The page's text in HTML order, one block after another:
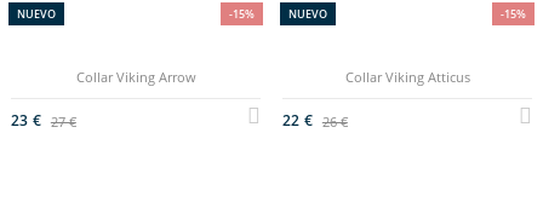
-15%
NUEVO
Collar Viking Arrow
23 € 27 €
-15%
NUEVO
Collar Viking Atticus
22 € 26 €